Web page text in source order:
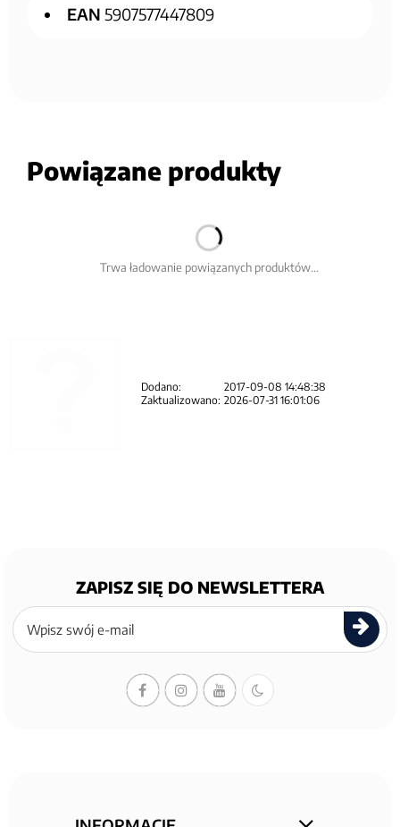
EAN 5907577447809
Powiązane produkty
Trwa ładowanie powiązanych produktów...
Dodano:
2017-09-08 14:48:38
Zaktualizowano: 2026-07-31 16:01:06
ZAPISZ SIĘ DO NEWSLETTERA
Zapisz
się
newslettera